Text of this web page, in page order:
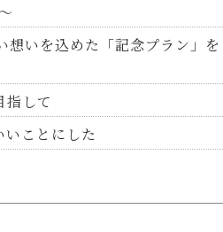
想いを込めた「記念プラン」を
指して
いことにした